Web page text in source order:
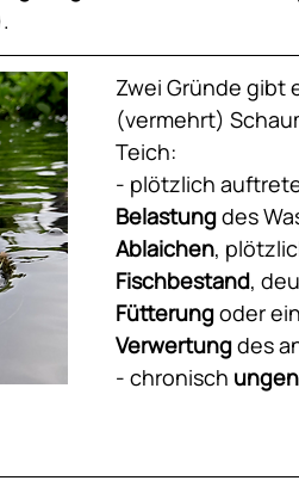
Zwei Gründe gibt
(vermehrt)
Teich:
- plötzlich
Belastung des
Ablaichen,
Fischbestand,
Fütterung oder
Verwertung des
- chronisch